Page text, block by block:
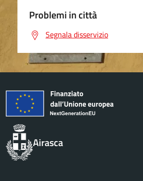
Problemi in città
Segnala disservizio
Airasca